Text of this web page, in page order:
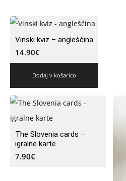
Vinski kviz – angleščina
14.90€
Dodaj v košarico
The Slovenia cards –
igralne karte
7.90€